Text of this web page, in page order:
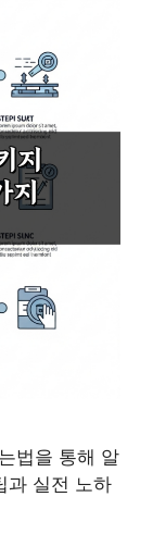
법을 통해 알
과 실전 노하